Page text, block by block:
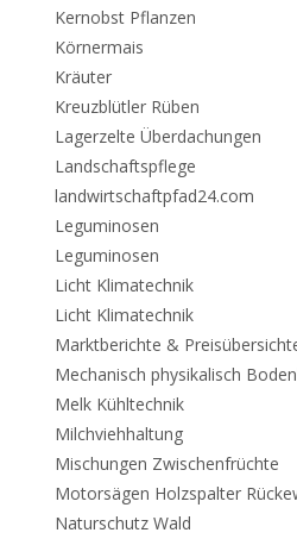
Kernobst Pflanzen
Körnermais
Kräuter
Kreuzblütler Rüben
Lagerzelte Überdachungen
Landschaftspflege
landwirtschaftpfad24.com
Leguminosen
Leguminosen
Licht Klimatechnik
Licht Klimatechnik
Marktberichte &
Mechanisch physikalisch
Melk Kühltechnik
Milchviehhaltung
Mischungen Zwischenfrüchte
Motorsägen Holzspalter
Naturschutz Wald